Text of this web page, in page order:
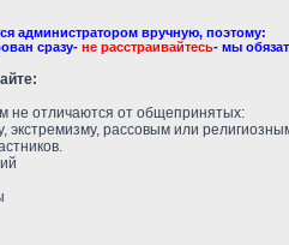
администратором вручную, поэтому:
сразу- не расстраивайтесь- мы
не отличаются от общепринятых:
экстремизму, рассовым или